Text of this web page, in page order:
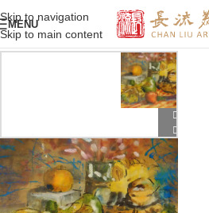
Skip to navigation
Skip to main content
MENU